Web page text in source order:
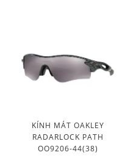
KÍNH MÁT OAKLEY
RADARLOCK PATH
OO9206-44(38)